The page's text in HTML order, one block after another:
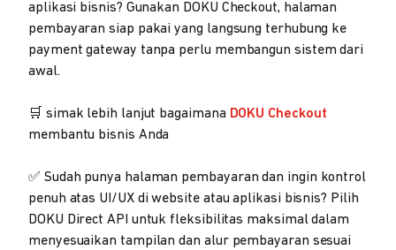
aplikasi bisnis? Gunakan DOKU Checkout, halaman
pembayaran siap pakai yang langsung terhubung ke
payment gateway tanpa perlu membangun sistem dari
awal.
🛒 simak lebih lanjut bagaimana DOKU Checkout
membantu bisnis Anda
✅ Sudah punya halaman pembayaran dan ingin kontrol
penuh atas UI/UX di website atau aplikasi bisnis? Pilih
DOKU Direct API untuk fleksibilitas maksimal dalam
menyesuaikan tampilan dan alur pembayaran sesuai